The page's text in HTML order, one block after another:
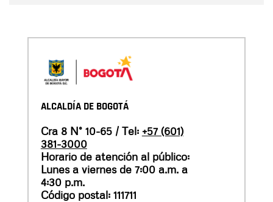
ALCALDÍA DE BOGOTÁ
Cra 8 N° 10-65 / Tel: +57 (601)
381-3000
Horario de atención al público:
Lunes a viernes de 7:00 a.m. a
4:30 p.m.
Código postal: 111711